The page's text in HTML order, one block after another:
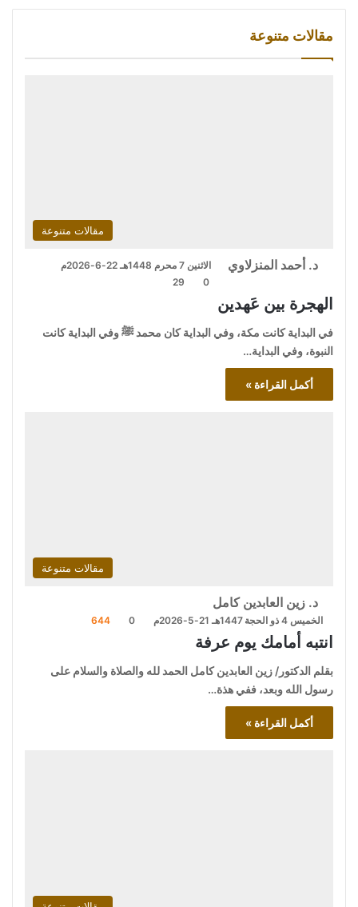
مقالات متنوعة
مقالات متنوعة
د. أحمد المنزلاوي
الاثنين 7 محرم 1448هـ 22-6-2026م
0
29
الهجرة بين عَهدين
في البداية كانت مكة، وفي البداية كان محمد ﷺ وفي البداية كانت
النبوة، وفي البداية…
أكمل القراءة »
مقالات متنوعة
د. زين العابدين كامل
الخميس 4 ذو الحجة 1447هـ 21-5-2026م 0
644
انتبه أمامك يوم عرفة
بقلم الدكتور/ زين العابدين كامل الحمد لله والصلاة والسلام على
رسول الله وبعد، ففي هذة…
أكمل القراءة »